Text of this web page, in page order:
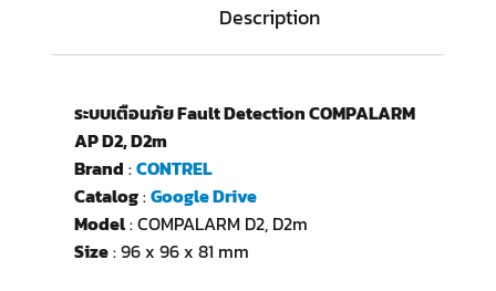
Description
ระบบเตือนภัย Fault Detection COMPALARM
AP D2, D2m
Brand :CONTREL
Catalog:Google Drive
Model: COMPALARM D2, D2m
Size: 96 x 96 x 81 mm